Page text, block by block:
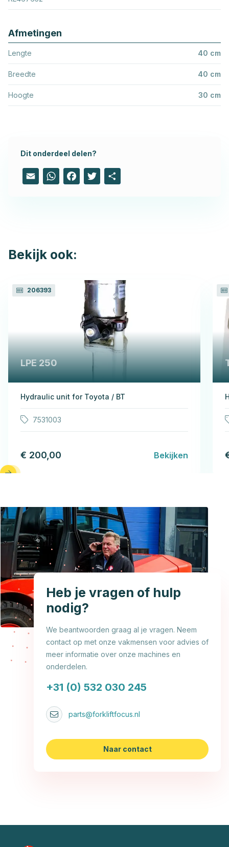
Afmetingen
Lengte 40 cm
Breedte 40 cm
Hoogte 30 cm
Dit onderdeel delen?
Email WhatsAppFacebook
Twitter
Bekijk ook:
206393
LPE 250
Hydraulic unit for Toyota / BT
7531003
€ 200,00 Bekijken
Heb je vragen of hulp
nodig?
We beantwoorden graag al je vragen. Neem
contact op met onze vakmensen voor advies of
meer informatie over onze machines en
onderdelen.
+31 (0) 532 030 245
parts@forkliftfocus.nl
Naar contact